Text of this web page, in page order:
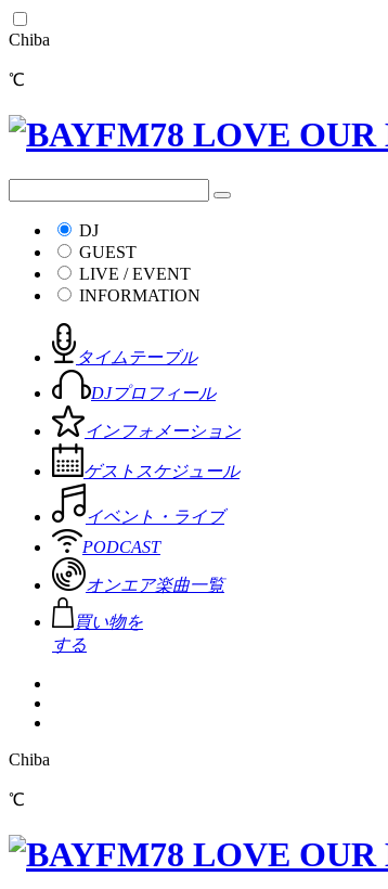
Chiba
℃
DJ
GUEST
LIVE / EVENT
INFORMATION
タイムテーブル
DJプロフィール
インフォメーション
ゲストスケジュール
イベント・ライブ
PODCAST
オンエア楽曲一覧
買い物を
する
Chiba
℃